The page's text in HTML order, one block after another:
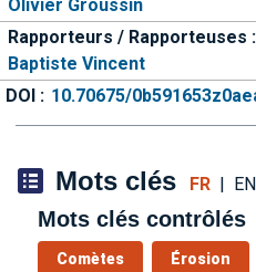
Olivier Groussin
Rapporteurs / Rapporteuses :
Baptiste Vincent
DOI : 10.70675/
Mots clés FR| EN
Mots clés contrôlés
Comètes Érosion